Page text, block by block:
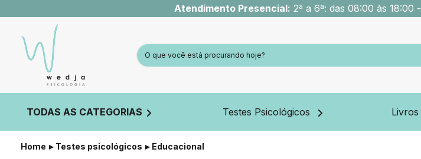
Atendimento Presencial: 2ª a 6ª: das 08:00 às 18:00 -
TODAS AS CATEGORIAS Testes Psicológicos Livros
Home Testes psicológicos Educacional